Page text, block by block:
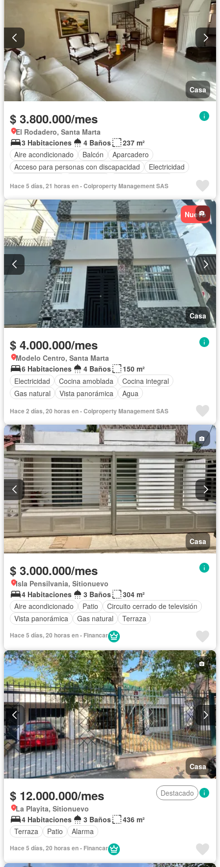
Casa
$ 3.800.000/mes
El Rodadero, Santa Marta
3 Habitaciones
4 Baños
237 m²
Aire acondicionado
Balcón
Aparcadero
Acceso para personas con discapacidad
Electricidad
Seguridad privada
Agua
Hace 5 días, 21 horas en - Colproperty Management SAS
Nuevo
Casa
$ 4.000.000/mes
Modelo Centro, Santa Marta
6 Habitaciones
4 Baños
150 m²
Electricidad
Cocina amoblada
Cocina integral
Gas natural
Vista panorámica Agua
Hace 2 días, 20 horas en - Colproperty Management SAS
Casa
$ 3.000.000/mes
Isla Pensilvania, Sitionuevo
4 Habitaciones
3 Baños
304 m²
Aire acondicionado
Patio
Circuito cerrado de televisión
Vista panorámica
Gas natural Terraza
Hace 5 días, 20 horas en - Financar
Casa
$ 12.000.000/mes
Destacado
La Playita, Sitionuevo
4 Habitaciones
3 Baños
436 m²
Terraza
Patio Alarma
Hace 5 días, 20 horas en - Financar